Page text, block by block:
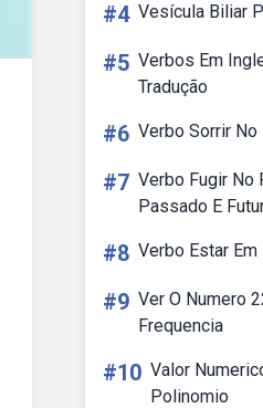
#4 Vesícula Biliar
#5 Verbos Em
Tradução
#6 Verbo Sorrir
#7 Verbo Fugir No
Passado E
#8 Verbo Estar
#9 Ver O Numero
Frequencia
#10 Valor
Polinomio